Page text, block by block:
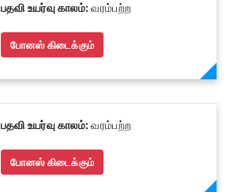
பதவி உயர்வு காலம்:வரம்பற்ற
போனஸ் கிடைக்கும்
பதவி உயர்வு காலம்:வரம்பற்ற
போனஸ் கிடைக்கும்